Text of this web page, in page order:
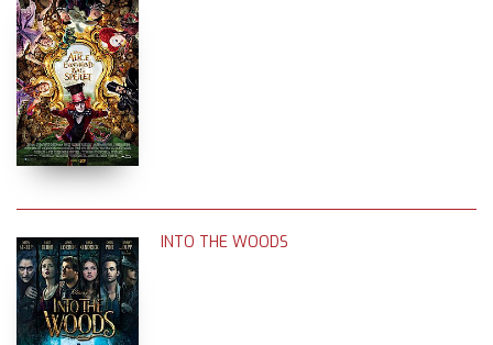
INTO THE WOODS